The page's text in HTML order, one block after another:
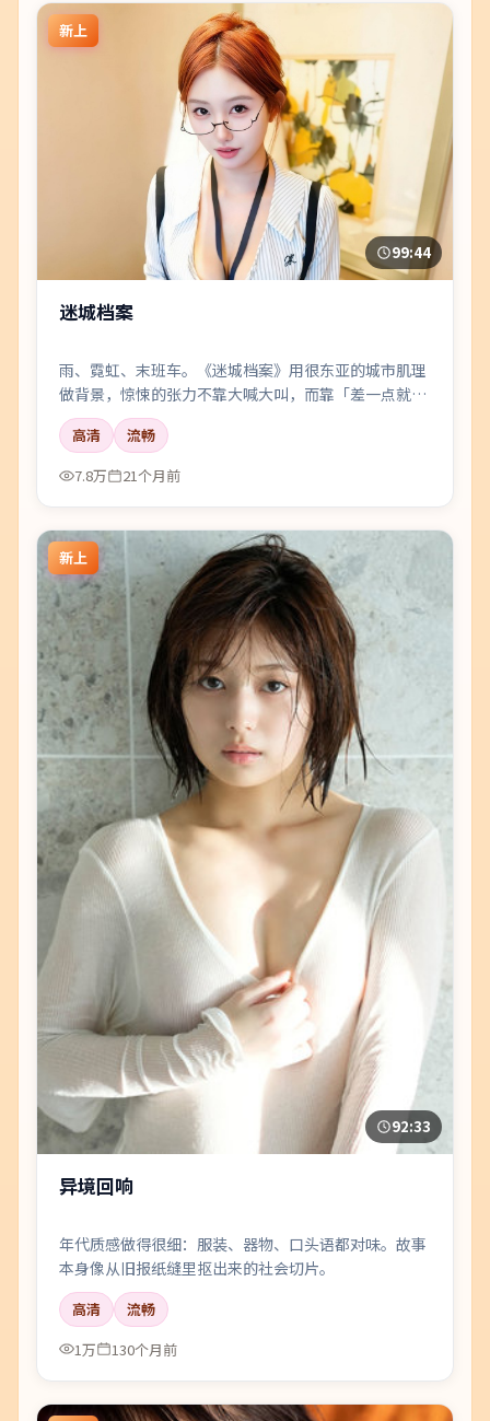
新上
99:44
迷城档案
雨、霓虹、末班车。《迷城档案》用很东亚的城市肌理
做背景，惊悚的张力不靠大喊大叫，而靠「差一点就说
出口」的沉默。
高清
流畅
7.8万
21个月前
新上
92:33
异境回响
年代质感做得很细：服装、器物、口头语都对味。故事
本身像从旧报纸缝里抠出来的社会切片。
高清
流畅
1万
130个月前